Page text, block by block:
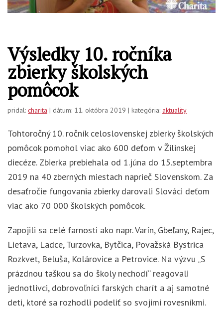
Výsledky 10. ročníka
zbierky školských
pomôcok
pridal: charita | dátum: 11. októbra 2019 | kategória: aktuality
Tohtoročný 10. ročník celoslovenskej zbierky školských
pomôcok pomohol viac ako 600 deťom v Žilinskej
diecéze. Zbierka prebiehala od 1.júna do 15.septembra
2019 na 40 zberných miestach naprieč Slovenskom. Za
desaťročie fungovania zbierky darovali Slováci deťom
viac ako 70 000 školských pomôcok.
Zapojili sa celé farnosti ako napr. Varín, Gbeľany, Rajec,
Lietava, Ladce, Turzovka, Bytčica, Považská Bystrica
Rozkvet, Beluša, Kolárovice a Petrovice. Na výzvu „S
prázdnou taškou sa do školy nechodí“ reagovali
jednotlivci, dobrovoľníci farských charít a aj samotné
deti, ktoré sa rozhodli podeliť so svojimi rovesníkmi.